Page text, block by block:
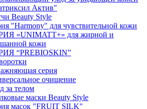
Актив"
Beauty Style
"Harmony" для чувствительной кожи
«UNIMATT+» для жирной и
кожи
“PREBIOSKIN”
серия
очищение
за телом
маски Beauty Style
масок "FRUIT SILK"